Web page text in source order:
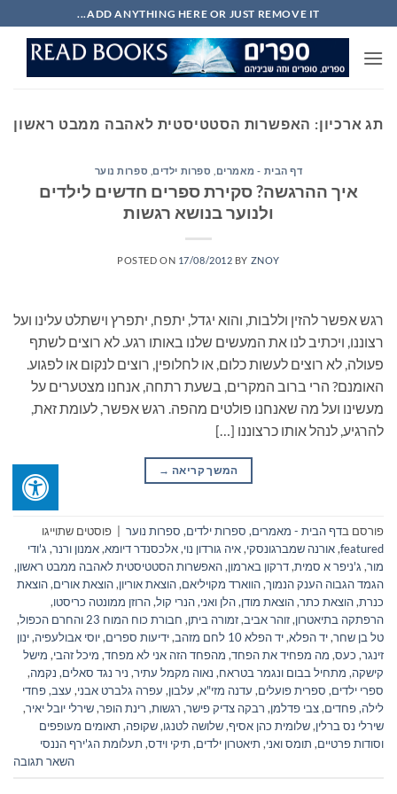
to
content
ADD ANYTHING HERE OR JUST REMOVE IT...
תג ארכיון: האפשרות הסטטיסטית לאהבה ממבט ראשון
דף הבית - מאמרים ספרות ילדים ספרות נוער
איך ההרגשה? סקירת ספרים חדשים לילדים
ולנוער בנושא רגשות
POSTED ON 17/08/2012 BY ZNOY
רגש אפשר להזין וללבות, והוא יגדל, יתפח, יתפרץ וישתלט עלינו ועל
רצוננו, ויכתיב לנו את המעשים שלנו באותו רגע. לא רוצים לשתף
פעולה, לא רוצים לעשות כלום, או לחלופין, רוצים לנקום או לפגוע.
האומנם? הרי ברוב המקרים, בשעת רתחה, אנחנו מצטערים על
מעשינו ועל מה שאנחנו פולטים מהפה. רגש אפשר, לעומת זאת,
להרגיע, לנהל אותו כרצוננו […]
המשך קריאה →
פורסם בדף הבית - מאמרים, ספרות ילדים, ספרות נוער
פוסטים שתוייגו
featured
,אורנה שמברגונסקי,איה גורדון נוי,אלכסנדר דיומא,אמנון ורנר, ג'ודי
מור, ג'ניפר א סמית,דרקון בארמון,האפשרות הסטטיסטית לאהבה ממבט ראשון,
הגמד הגבוה הענק הנמוך,הווארד מקויליאם,הוצאת אוריון,הוצאת אורים,הוצאת
כנרת,הוצאת כתר,הוצאת מודן,הלן ואני,הנרי קול,הרוזן ממונטה כריסטו,
הרפתקה בתיאטרון,זוהר אביב,זמורה ביתן, חבורת כוח המוח 23 והחרם הכפול
,
טל בן שחר,יד הפלא,יד הפלא 10 לחם מזהב ,ידיעות ספרים,יוסי אבולעפיה,ינון
זינגר, כעס, מה מפחיד את הפחד, מהפחד הזה אני לא מפחד, מיכל זהבי, מישל
קישקה, מתחיל בבום ונגמר בטראח, נאוה מקמל עתיר, ניר נגד סאלים, נקמה,
ספרי ילדים, ספרית פועלים, עדנה מזי"א, עלבון, עפרה גלברט אבני, עצב,פחדי
לילה,פחדים,צבי פדלמן, רבקה צדיק פישר, רגשות, רינת הופר,שירלי יובל יאיר,
שירלי נס ברלין,שלומית כהן אסיף,שלושה לטנגו,שקופה, תאומים מעופפים
וסודות פרטיים, תומס ואני, תיאטרון ילדים, תיקי וידס, תעלומת הג'ירף הננסי
השאר תגובה